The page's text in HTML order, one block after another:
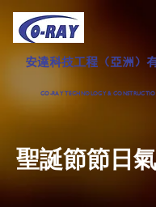
安達科技工程（亞洲）
CO-RAY TECHNOLOGY &
聖誕節節日